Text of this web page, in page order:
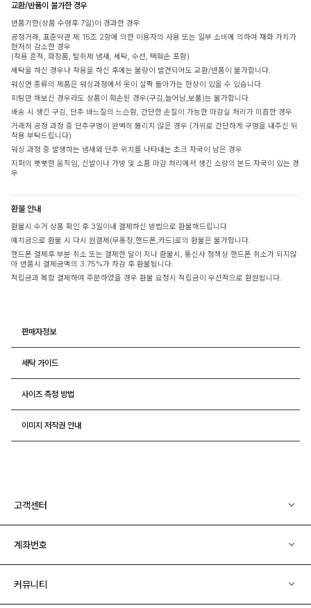
교환/반품이 불가한 경우
반품기한(상품 수령후 7일)이 경과한 경우
공정거래, 표준약관 제 15조 2항에 의한 이용자의 사용 또는 일부 소비에 의하여 재화 가치가
현저히 감소한 경우
(착용 흔적, 화장품, 탈취제 냄새, 세탁, 수선, 택훼손 포함)
세탁을 하신 경우나 착용을 하신 후에는 불량이 발견되어도 교환/반품이 불가합니다.
워싱면 종류의 제품은 워싱과정에서 옷이 살짝 돌아가는 현상이 있을 수 있습니다.
피팅만 해보신 경우라도 상품이 훼손된 경우(구김,늘어남,보풀)는 불가합니다.
배송 시 생긴 구김, 단추 바느질의 느슨함, 간단한 손질이 가능한 마감실 처리가 미흡한 경우
거래처 공정 과정 중 단추구멍이 완벽히 뚫리지 않은 경우 (가위로 간단하게 구멍을 내주신 뒤
착용 부탁드립니다)
워싱 과정 중 발생하는 냄새와 단추 위치를 나타내는 초크 자국이 남은 경우
지퍼의 뻣뻣한 움직임, 신발이나 가방 및 소품 마감 처리에서 생긴 소량의 본드 자국이 있는 경
우
환불 안내
환불시 수거 상품 확인 후 3일이내 결제하신 방법으로 환불해드립니다
예치금으로 환불 시 다시 원결제(무통장,핸드폰,카드)로의 환불은 불가합니다.
핸드폰 결제후 부분 취소 또는 결제한 달이 지나 환불시, 통신사 정책상 핸드폰 취소가 되지않
아 반품시 결제금액의 3.75%가 차감 후 환불됩니다.
적립금과 복합 결제하여 주문하였을 경우 환불 요청시 적립금이 우선적으로 환원됩니다.
판매자정보
세탁 가이드
사이즈 측정 방법
이미지 저작권 안내
고객센터
계좌번호
커뮤니티